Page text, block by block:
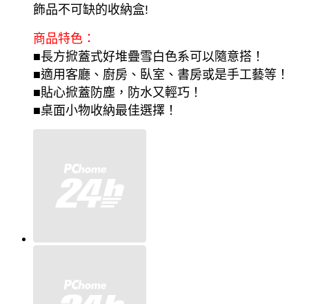
飾品不可缺的收納盒!
商品特色：
■長方掀蓋式好堆疊雪白色系可以隨意搭！
■適用客廳、廚房、臥室、書房或是手工藝等！
■貼心掀蓋防塵，防水又輕巧！
■桌面小物收納最佳選擇！